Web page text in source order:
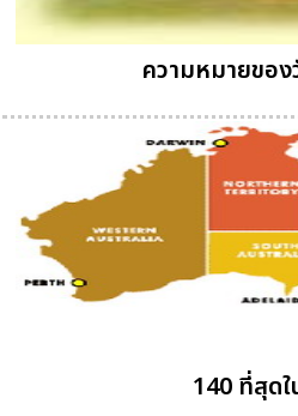
ความหมายขอ
140 ที่สุดใ